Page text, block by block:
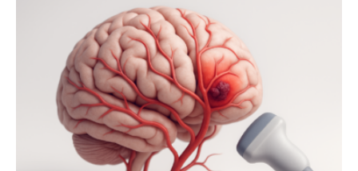
Woche vom Haushaltsausschuss freigegeben – unter
anderem zur Unterstützung der
Industrieforschungsprogramme Industrielle
Gemeinschaftsforschung (IGF), Zentrales
Innovationsprogramm Mittelstand (ZIM) und
Innovationskompetenz INNO-KOM. Auf dem
Innovationstag Mittelstand 2025 am 5. Juni 2025 in
Berlin überbrachte das Bundesministerium für
Wirtschaft und Energie eine gute Nachricht: